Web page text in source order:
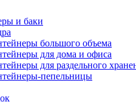
и баки
большого объема
для дома и офиса
для раздельного
пепельницы